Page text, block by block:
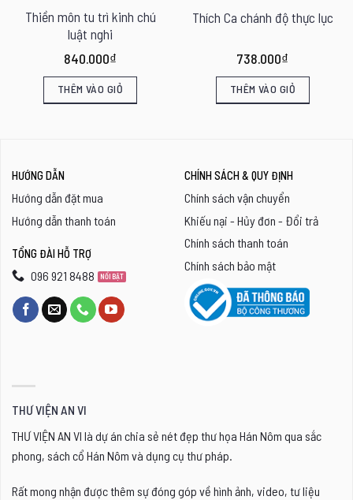
Thiền môn tu trì kinh chú
luật nghi
840.000₫
THÊM VÀO GIỎ
Thích Ca chánh độ thực lục
738.000₫
THÊM VÀO GIỎ
HƯỚNG DẪN
Hướng dẫn đặt mua
Hướng dẫn thanh toán
TỔNG ĐÀI HỖ TRỢ
096 921 8488
CHÍNH SÁCH & QUY ĐỊNH
Chính sách vận chuyển
Khiếu nại - Hủy đơn - Đổi trả
Chính sách thanh toán
Chính sách bảo mật
THƯ VIỆN AN VI
THƯ VIỆN AN VI là dự án chia sẻ nét đẹp thư họa Hán Nôm qua sắc
phong, sách cổ Hán Nôm và dụng cụ thư pháp.
Rất mong nhận được thêm sự đóng góp về hình ảnh, video, tư liệu